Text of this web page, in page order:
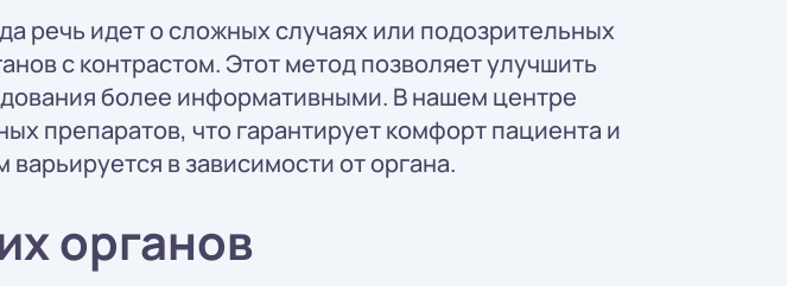
речь идет о сложных случаях или подозрительных
с контрастом. Этот метод позволяет улучшить
более информативными. В нашем центре
препаратов, что гарантирует комфорт пациента и
в зависимости от органа.
органов